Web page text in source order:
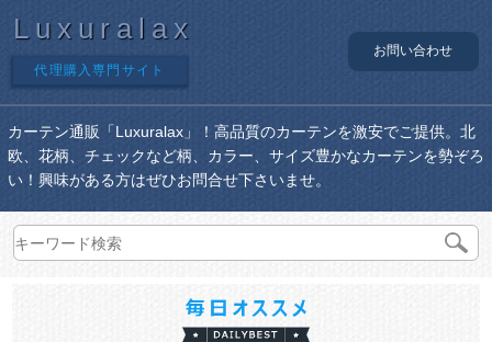
Luxuralax
代理購入専門サイト
お問い合わせ
カーテン通販「Luxuralax」！高品質のカーテンを激安でご提供。北
欧、花柄、チェックなど柄、カラー、サイズ豊かなカーテンを勢ぞろ
い！興味がある方はぜひお問合せ下さいませ。